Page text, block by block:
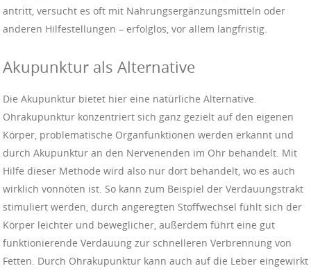
antritt, versucht es oft mit Nahrungsergänzungsmitteln oder
anderen Hilfestellungen – erfolglos, vor allem langfristig.
Akupunktur als Alternative
Die Akupunktur bietet hier eine natürliche Alternative.
Ohrakupunktur konzentriert sich ganz gezielt auf den eigenen
Körper, problematische Organfunktionen werden erkannt und
durch Akupunktur an den Nervenenden im Ohr behandelt. Mit
Hilfe dieser Methode wird also nur dort behandelt, wo es auch
wirklich vonnöten ist. So kann zum Beispiel der Verdauungstrakt
stimuliert werden, durch angeregten Stoffwechsel fühlt sich der
Körper leichter und beweglicher, außerdem führt eine gut
funktionierende Verdauung zur schnelleren Verbrennung von
Fetten. Durch Ohrakupunktur kann auch auf die Leber eingewirkt